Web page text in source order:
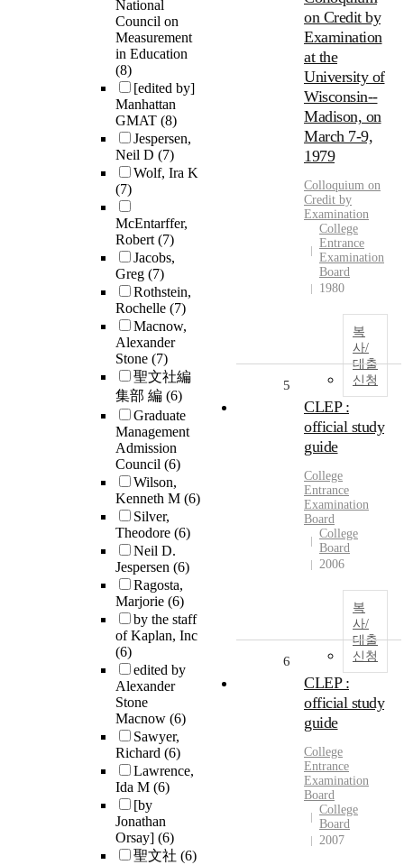
National
Council on
Measurement
in Education
(8)
[edited by]
Manhattan
GMAT (8)
Jespersen,
Neil D (7)
Wolf, Ira K
(7)
McEntarffer,
Robert(7)
Jacobs,
Greg (7)
Rothstein,
Rochelle (7)
Macnow,
Alexander
Stone (7)
聖文社編
集部 編 (6)
Graduate
Management
Admission
Council (6)
Wilson,
Kenneth M (6)
Silver,
Theodore (6)
Neil D.
Jespersen (6)
Ragosta,
Marjorie (6)
by the staff
of Kaplan, Inc
(6)
edited by
Alexander
Stone
Macnow (6)
Sawyer,
Richard (6)
Lawrence,
Ida M (6)
[by
Jonathan
Orsay] (6)
聖文社 (6)
on Credit by
Examination
at the
University of
Wisconsin--
Madison, on
March 7-9,
1979
Colloquium on
Credit by
Examination
College
Entrance
Examination
Board
1980
복
사/
대출
신청
5
CLEP :
official study
guide
College
Entrance
Examination
Board
College
Board
2006
복
사/
대출
신청
6
CLEP :
official study
guide
College
Entrance
Examination
Board
College
Board
2007